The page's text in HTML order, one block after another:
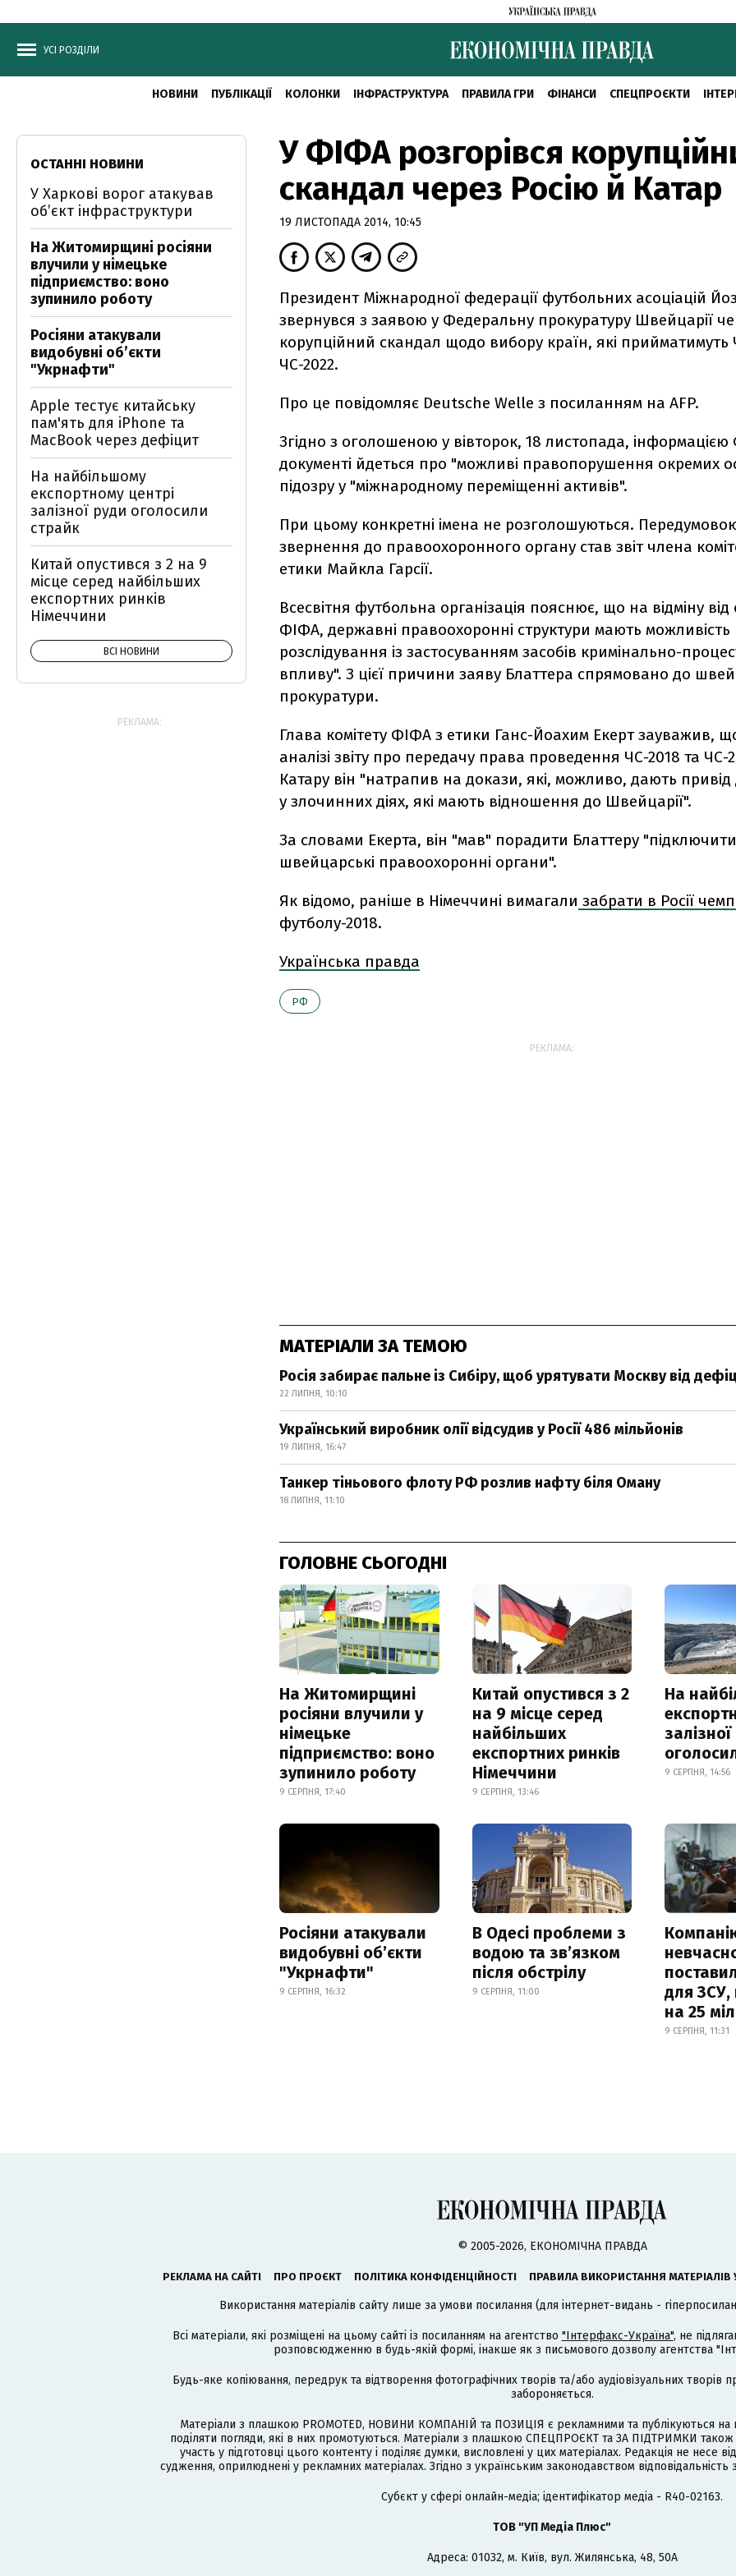
УСІ РОЗДІЛИ
НОВИНИ ПУБЛІКАЦІЇ КОЛОНКИ ІНФРАСТРУКТУРА ПРАВИЛА ГРИ ФІНАНСИ СПЕЦПРОЄКТИ
У ФІФА розгорівся
скандал через Росію й Катар
19 ЛИСТОПАДА 2014, 10:45
Президент Міжнародної федерації футбольних асоціацій
звернувся з заявою у Федеральну прокуратуру Швейцарії
корупційний скандал щодо вибору країн, які прийматимуть
ЧС-2022.
Про це повідомляє Deutsche Welle з посиланням на AFP.
Згідно з оголошеною у вівторок, 18 листопада,
документі йдеться про "можливі правопорушення окремих
підозру у "міжнародному переміщенні активів".
При цьому конкретні імена не розголошуються.
звернення до правоохоронного органу став звіт члена
етики Майкла Гарсії.
Всесвітня футбольна організація пояснює, що на відміну від
ФІФА, державні правоохоронні структури мають можливість
розслідування із застосуванням засобів кримінально-
впливу". З цієї причини заяву Блаттера спрямовано до
прокуратури.
Глава комітету ФІФА з етики Ганс-Йоахим Екерт зауважив,
аналізі звіту про передачу права проведення ЧС-2018 та ЧС-
Катару він "натрапив на докази, які, можливо, дають привід
у злочинних діях, які мають відношення до Швейцарії".
За словами Екерта, він "мав" порадити Блаттеру "підключити
швейцарські правоохоронні органи".
Як відомо, раніше в Німеччині вимагали забрати в Росії
футболу-2018.
Українська правда
РФ
РЕКЛАМА:
МАТЕРІАЛИ ЗА ТЕМОЮ
Росія забирає пальне із Сибіру, щоб урятувати Москву від
22 ЛИПНЯ, 10:10
Український виробник олії відсудив у Росії 486 мільйонів
19 ЛИПНЯ, 16:47
Танкер тіньового флоту РФ розлив нафту біля Оману
18 ЛИПНЯ, 11:10
ГОЛОВНЕ СЬОГОДНІ
На Житомирщині
росіяни влучили у
німецьке
підприємство: воно
зупинило роботу
9 СЕРПНЯ, 17:40
Китай опустився з 2
на 9 місце серед
найбільших
експортних ринків
Німеччини
9 СЕРПНЯ, 13:46
На
9 СЕРПНЯ, 14:56
Росіяни атакували
видобувні обʼєкти
"Укрнафти"
9 СЕРПНЯ, 16:32
В Одесі проблеми з
водою та звʼязком
після обстрілу
9 СЕРПНЯ, 11:00
для
на 25
9 СЕРПНЯ, 11:31
ОСТАННІ НОВИНИ
У Харкові ворог атакував
обʼєкт інфраструктури
На Житомирщині росіяни
влучили у німецьке
підприємство: воно
зупинило роботу
Росіяни атакували
видобувні обʼєкти
"Укрнафти"
Apple тестує китайську
пам'ять для iPhone та
MacBook через дефіцит
На найбільшому
експортному центрі
залізної руди оголосили
страйк
Китай опустився з 2 на 9
місце серед найбільших
експортних ринків
Німеччини
ВСІ НОВИНИ
РЕКЛАМА:
© 2005-2026, ЕКОНОМІЧНА ПРАВДА
РЕКЛАМА НА САЙТІ ПРО ПРОЄКТ ПОЛІТИКА КОНФІДЕНЦІЙНОСТІ ПРАВИЛА ВИКОРИСТАННЯ МАТЕРІАЛІВ
Використання матеріалів сайту лише за умови посилання (для інтернет-видань -
Всі матеріали, які розміщені на цьому сайті із посиланням на агентство "Інтерфакс-Україна", не
розповсюдженню в будь-якій формі, інакше як з письмового дозволу агентства
Будь-яке копіювання, передрук та відтворення фотографічних творів та/або аудіовізуальних
забороняється.
Матеріали з плашкою PROMOTED, НОВИНИ КОМПАНІЙ та ПОЗИЦІЯ є рекламними та публікуються на
поділяти погляди, які в них промотуються. Матеріали з плашкою СПЕЦПРОЄКТ та ЗА ПІДТРИМКИ
участь у підготовці цього контенту і поділяє думки, висловлені у цих матеріалах. Редакція не несе
судження, оприлюднені у рекламних матеріалах. Згідно з українським законодавством
Cубєкт у сфері онлайн-медіа; ідентифікатор медіа - R40-02163.
ТОВ "УП Медіа Плюс"
Адреса: 01032, м. Київ, вул. Жилянська, 48, 50А